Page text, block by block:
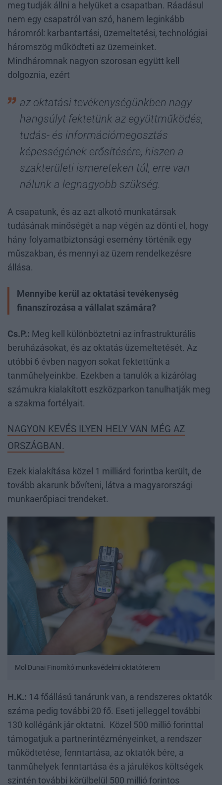
meg tudják állni a helyüket a csapatban. Ráadásul
nem egy csapatról van szó, hanem leginkább
háromról: karbantartási, üzemeltetési, technológiai
háromszög működteti az üzemeinket.
Mindháromnak nagyon szorosan együtt kell
dolgoznia, ezért
az oktatási tevékenységünkben nagy
hangsúlyt fektetünk az együttműködés,
tudás- és információmegosztás
képességének erősítésére, hiszen a
szakterületi ismereteken túl, erre van
nálunk a legnagyobb szükség.
A csapatunk, és az azt alkotó munkatársak
tudásának minőségét a nap végén az dönti el, hogy
hány folyamatbiztonsági esemény történik egy
műszakban, és mennyi az üzem rendelkezésre
állása.
Mennyibe kerül az oktatási tevékenység
finanszírozása a vállalat számára?
Cs.P.: Meg kell különböztetni az infrastrukturális
beruházásokat, és az oktatás üzemeltetését. Az
utóbbi 6 évben nagyon sokat fektettünk a
tanműhelyeinkbe. Ezekben a tanulók a kizárólag
számukra kialakított eszközparkon tanulhatják meg
a szakma fortélyait.
NAGYON KEVÉS ILYEN HELY VAN MÉG AZ
ORSZÁGBAN.
Ezek kialakítása közel 1 milliárd forintba került, de
tovább akarunk bővíteni, látva a magyarországi
munkaerőpiaci trendeket.
Mol Dunai Finomító munkavédelmi oktatóterem
H.K.: 14 főállású tanárunk van, a rendszeres oktatók
száma pedig további 20 fő. Eseti jelleggel további
130 kollégánk jár oktatni. Közel 500 millió forinttal
támogatjuk a partnerintézményeinket, a rendszer
működtetése, fenntartása, az oktatók bére, a
tanműhelyek fenntartása és a járulékos költségek
szintén további körülbelül 500 millió forintos